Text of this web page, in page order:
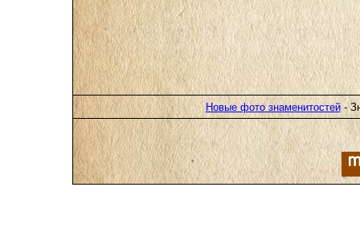
Новые фото знаменитостей-